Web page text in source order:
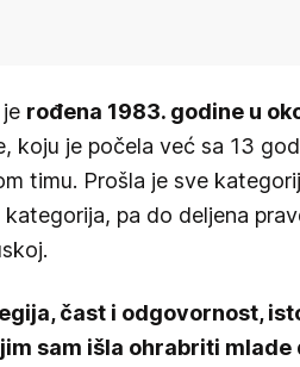
rođena 1983. godine u
koju je počela već sa 13
timu. Prošla je sve
kategorija, pa do deljena
čast i odgovornost,
sam išla ohrabriti mlade